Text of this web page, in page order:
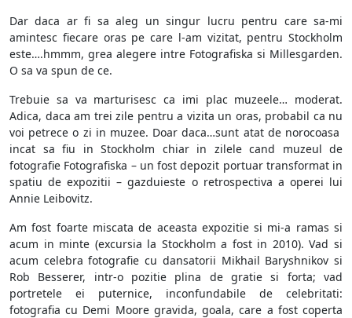
Dar daca ar fi sa aleg un singur lucru pentru care sa-mi
amintesc fiecare oras pe care l-am vizitat, pentru Stockholm
este….hmmm, grea alegere intre Fotografiska si Millesgarden.
O sa va spun de ce.
Trebuie sa va marturisesc ca imi plac muzeele… moderat.
Adica, daca am trei zile pentru a vizita un oras, probabil ca nu
voi petrece o zi in muzee. Doar daca…sunt atat de norocoasa
incat sa fiu in Stockholm chiar in zilele cand muzeul de
fotografie Fotografiska – un fost depozit portuar transformat in
spatiu de expozitii – gazduieste o retrospectiva a operei lui
Annie Leibovitz.
Am fost foarte miscata de aceasta expozitie si mi-a ramas si
acum in minte (excursia la Stockholm a fost in 2010). Vad si
acum celebra fotografie cu dansatorii Mikhail Baryshnikov si
Rob Besserer, intr-o pozitie plina de gratie si forta; vad
portretele ei puternice, inconfundabile de celebritati:
fotografia cu Demi Moore gravida, goala, care a fost coperta